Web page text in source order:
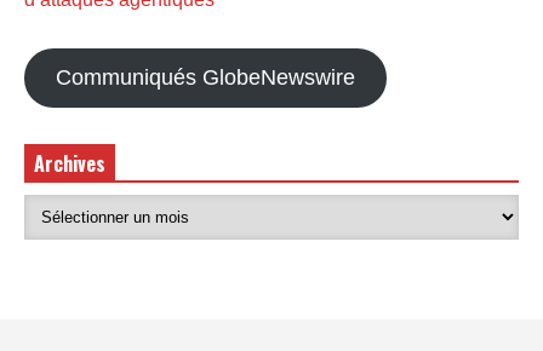
Communiqués GlobeNewswire
Archives